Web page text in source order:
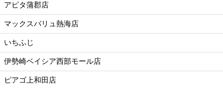
アピタ蒲郡店
マックスバリュ熱海店
いちふじ
伊勢崎ベイシア西部モール店
ピアゴ上和田店